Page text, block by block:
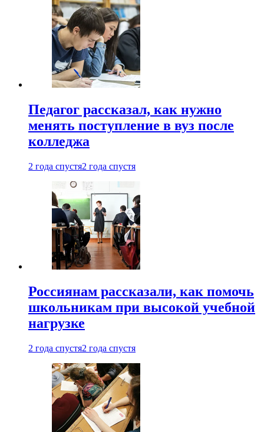
Педагог рассказал, как нужно
менять поступление в вуз после
колледжа
2 года спустя2 года спустя
Россиянам рассказали, как помочь
школьникам при высокой учебной
нагрузке
2 года спустя2 года спустя